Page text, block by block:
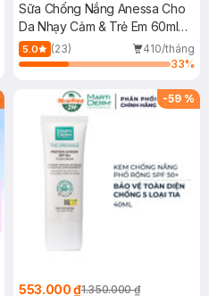
Sữa Chống Nắng Anessa Cho
Da Nhạy Cảm & Trẻ Em 60ml
(Mới)
5.0 (23)
410/tháng
33%
-59 %
553.000 ₫1.350.000 ₫